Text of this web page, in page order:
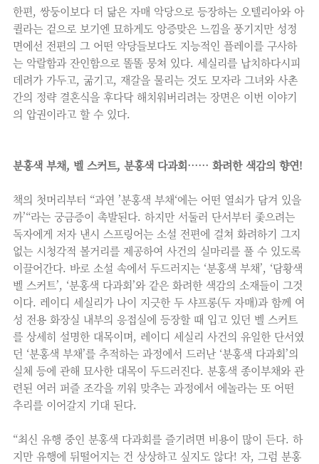
한편, 쌍둥이보다 더 닮은 자매 악당으로 등장하는 오텔리아와 아
퀼라는 겉으로 보기엔 묘하게도 앙증맞은 느낌을 풍기지만 성정
면에선 전편의 그 어떤 악당들보다도 지능적인 플레이를 구사하
는 악랄함과 잔인함으로 똘똘 뭉쳐 있다. 세실리를 납치하다시피
데려가 가두고, 굶기고, 재갈을 물리는 것도 모자라 그녀와 사촌
간의 정략 결혼식을 후다닥 해치워버리려는 장면은 이번 이야기
의 압권이라고 할 수 있다.
분홍색 부채, 벨 스커트, 분홍색 다과회…… 화려한 색감의 향연!
책의 첫머리부터 “과연 ’분홍색 부채‘에는 어떤 열쇠가 담겨 있을
까’“라는 궁금증이 촉발된다. 하지만 서둘러 단서부터 좇으려는
독자에게 저자 낸시 스프링어는 소설 전편에 걸쳐 화려하기 그지
없는 시청각적 볼거리를 제공하여 사건의 실마리를 풀 수 있도록
이끌어간다. 바로 소설 속에서 두드러지는 ‘분홍색 부채’, ‘담황색
벨 스커트’, ‘분홍색 다과회’와 같은 화려한 색감의 소재들이 그것
이다. 레이디 세실리가 나이 지긋한 두 샤프롱(두 자매)과 함께 여
성 전용 화장실 내부의 응접실에 등장할 때 입고 있던 벨 스커트
를 상세히 설명한 대목이며, 레이디 세실리 사건의 유일한 단서였
던 ‘분홍색 부채’를 추적하는 과정에서 드러난 ‘분홍색 다과회’의
실체 등에 관해 묘사한 대목이 두드러진다. 분홍색 종이부채와 관
련된 여러 퍼즐 조각을 끼워 맞추는 과정에서 에놀라는 또 어떤
추리를 이어갈지 기대 된다.
“최신 유행 중인 분홍색 다과회를 즐기려면 비용이 많이 든다. 하
지만 유행에 뒤떨어지는 건 상상하고 싶지도 않다! 자, 그럼 분홍